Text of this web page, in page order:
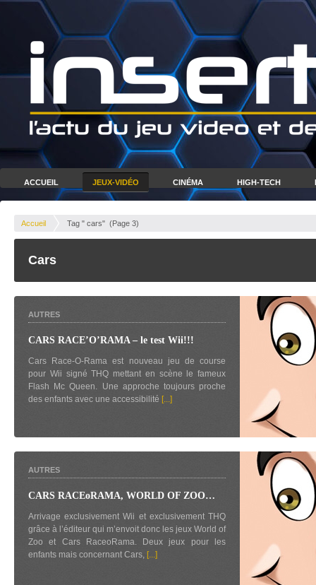
ACCUEIL JEUX-VIDÉO CINÉMA HIGH-TECH
Accueil Tag " cars" (Page 3)
Cars
AUTRES
CARS RACE’O’RAMA – le test Wii!!!
Cars Race-O-Rama est nouveau jeu de course
pour Wii signé THQ mettant en scène le fameux
Flash Mc Queen. Une approche toujours proche
des enfants avec une accessibilité [...]
AUTRES
CARS RACEoRAMA, WORLD OF ZOO…
Arrivage exclusivement Wii et exclusivement THQ
grâce à l’éditeur qui m’envoit donc les jeux World of
Zoo et Cars RaceoRama. Deux jeux pour les
enfants mais concernant Cars, [...]